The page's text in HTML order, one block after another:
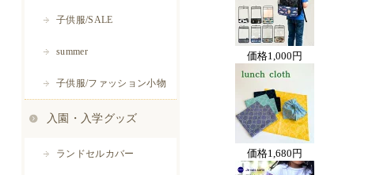
価格1,000円
価格1,680円